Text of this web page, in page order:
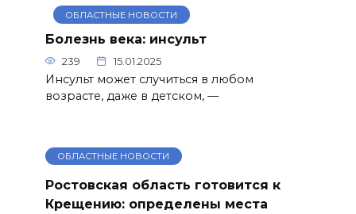
ОБЛАСТНЫЕ НОВОСТИ
Болезнь века: инсульт
239 15.01.2025
Инсульт может случиться в любом
возрасте, даже в детском, —
ОБЛАСТНЫЕ НОВОСТИ
Ростовская область готовится к
Крещению: определены места